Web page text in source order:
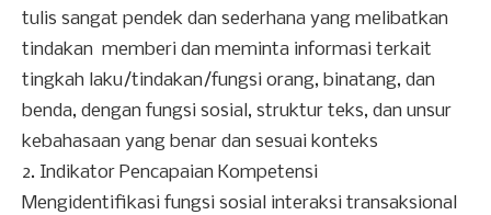
tulis sangat pendek dan sederhana yang melibatkan
tindakan memberi dan meminta informasi terkait
tingkah laku/tindakan/fungsi orang, binatang, dan
benda, dengan fungsi sosial, struktur teks, dan unsur
kebahasaan yang benar dan sesuai konteks
2. Indikator Pencapaian Kompetensi
Mengidentifikasi fungsi sosial interaksi transaksional